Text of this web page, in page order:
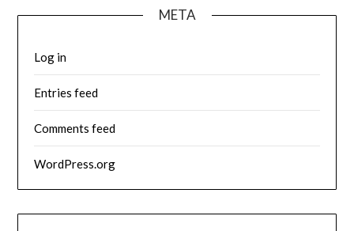
META
Log in
Entries feed
Comments feed
WordPress.org